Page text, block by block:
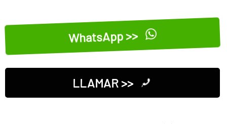
WhatsApp >>
LLAMAR >>